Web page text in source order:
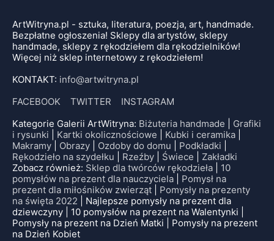
ArtWitryna.pl - sztuka, literatura, poezja, art, handmade.
Bezpłatne ogłoszenia! Sklepy dla artystów, sklepy
handmade, sklepy z rękodziełem dla rękodzielników!
Więcej niż sklep internetowy z rękodziełem!
KONTAKT: info@artwitryna.pl
FACEBOOK
TWITTER
INSTAGRAM
Kategorie Galerii ArtWitryna: Biżuteria handmade
Grafiki
i rysunki
Kartki okolicznościowe Kubki i ceramika
Makramy
Obrazy Ozdoby do domu Podkładki
Rękodzieło na szydełku
Rzeźby Świece
Zakładki
Zobacz również: Sklep dla twórców rękodzieła
10
pomysłów na prezent dla nauczyciela
Pomysł na
prezent dla miłośników zwierząt
Pomysły na prezenty
na święta 2022 | Najlepsze pomysły na prezent dla
dziewczyny | 10 pomysłów na prezent na Walentynki |
Pomysły na prezent na Dzień Matki | Pomysły na prezent
na Dzień Kobiet